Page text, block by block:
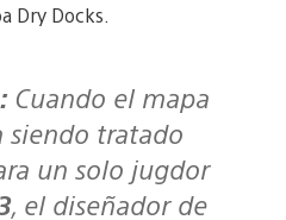
Dry Docks.
Cuando el mapa
siendo tratado
un solo jugdor
, el diseñador de